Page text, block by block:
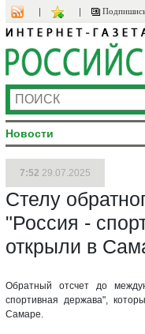
Новости
7:52 29.07.2025
Стелу
"Россия -
открыли в
Обратный отсчет до
спортивная держава",
Самаре.